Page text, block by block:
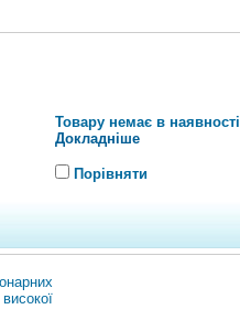
Товару немає в наявності
Докладніше
Порівняти